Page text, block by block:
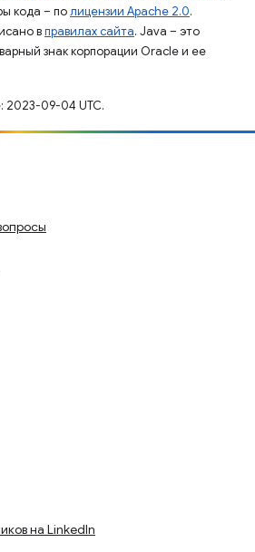
кода – полицензии Apache 2.0.
вправилах сайта. Java – это
знак корпорации Oracle и ее
2023-09-04 UTC.
на LinkedIn